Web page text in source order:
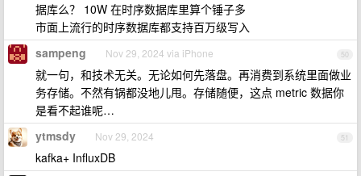
据库么？ 10W 在时序数据库里算个锤子多
市面上流行的时序数据库都支持百万级写入
50
sampeng Nov 29, 2024 via iPhone
就一句，和技术无关。无论如何先落盘。再消费到系统里面做业
务存储。不然有锅都没地儿甩。存储随便，这点 metric 数据你
是看不起谁呢…
51
ytmsdy Nov 29, 2024
kafka+ InfluxDB